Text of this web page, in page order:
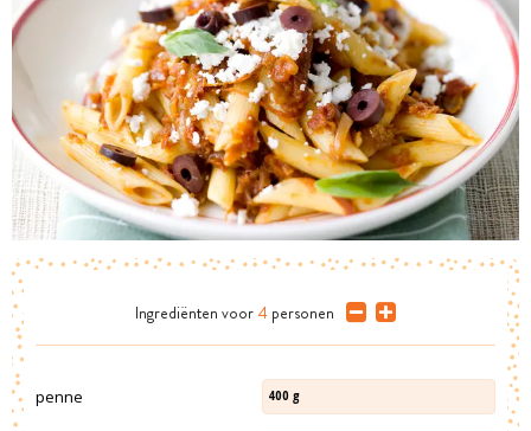
Ingrediënten voor 4 personen
penne 400 g